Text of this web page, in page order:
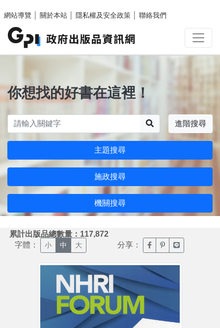
網站導覽
關於本站 隱私權及安全政策 聯絡我們
你想找的好書在這裡！
進階搜尋
主題搜尋
施政搜尋
機關搜尋
累計出版品總數量：117,872
字體： 小 中 大 分享： 臉書分享(另開新視窗)
噗浪分享(另開新
Line分享(另